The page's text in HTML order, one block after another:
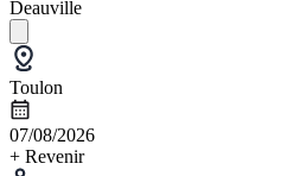
Deauville
Toulon
07/08/2026
+ Revenir